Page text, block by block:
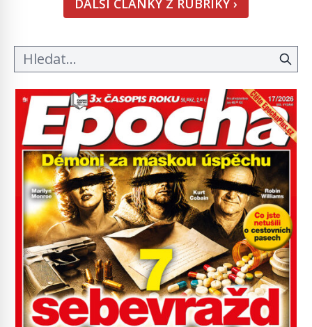
Bonaparte (1769–1821) má pro malbu slabost, a
tak si ji ještě jako první konzul přemístí do své